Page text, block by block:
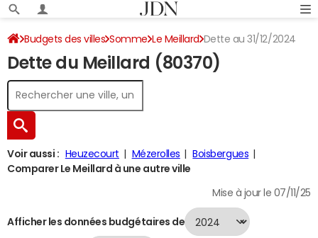
Budgets des villes Somme Le Meillard Dette au 31/12/2024
Dette du Meillard (80370)
Voir aussi : Heuzecourt Mézerolles
Boisbergues
Comparer Le Meillard à une autre ville
Mise à jour le 07/11/25
Afficher les données budgétaires de